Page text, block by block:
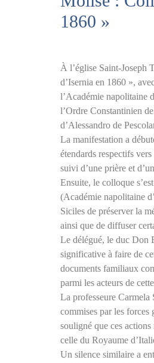
1860 »
À l’église Saint-Joseph
d’Isernia en 1860 »,
l’Académie napolitaine
l’Ordre Constantinien
d’Alessandro de
La manifestation a
étendards respectifs
suivi d’une prière et
Ensuite, le colloque
(Académie napolitaine
Siciles de préserver la
ainsi que de diffuser
Le délégué, le duc Don
significative à faire de
documents familiaux
parmi les acteurs de
La professeure
commises par les forces
souligné que ces actions
celle du Royaume
Un silence similaire a